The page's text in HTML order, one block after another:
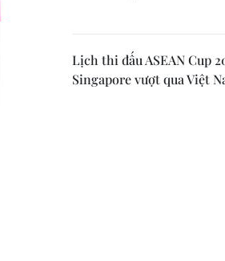
Lịch thi đấu ASEAN Cup
Singapore vượt qua Việt